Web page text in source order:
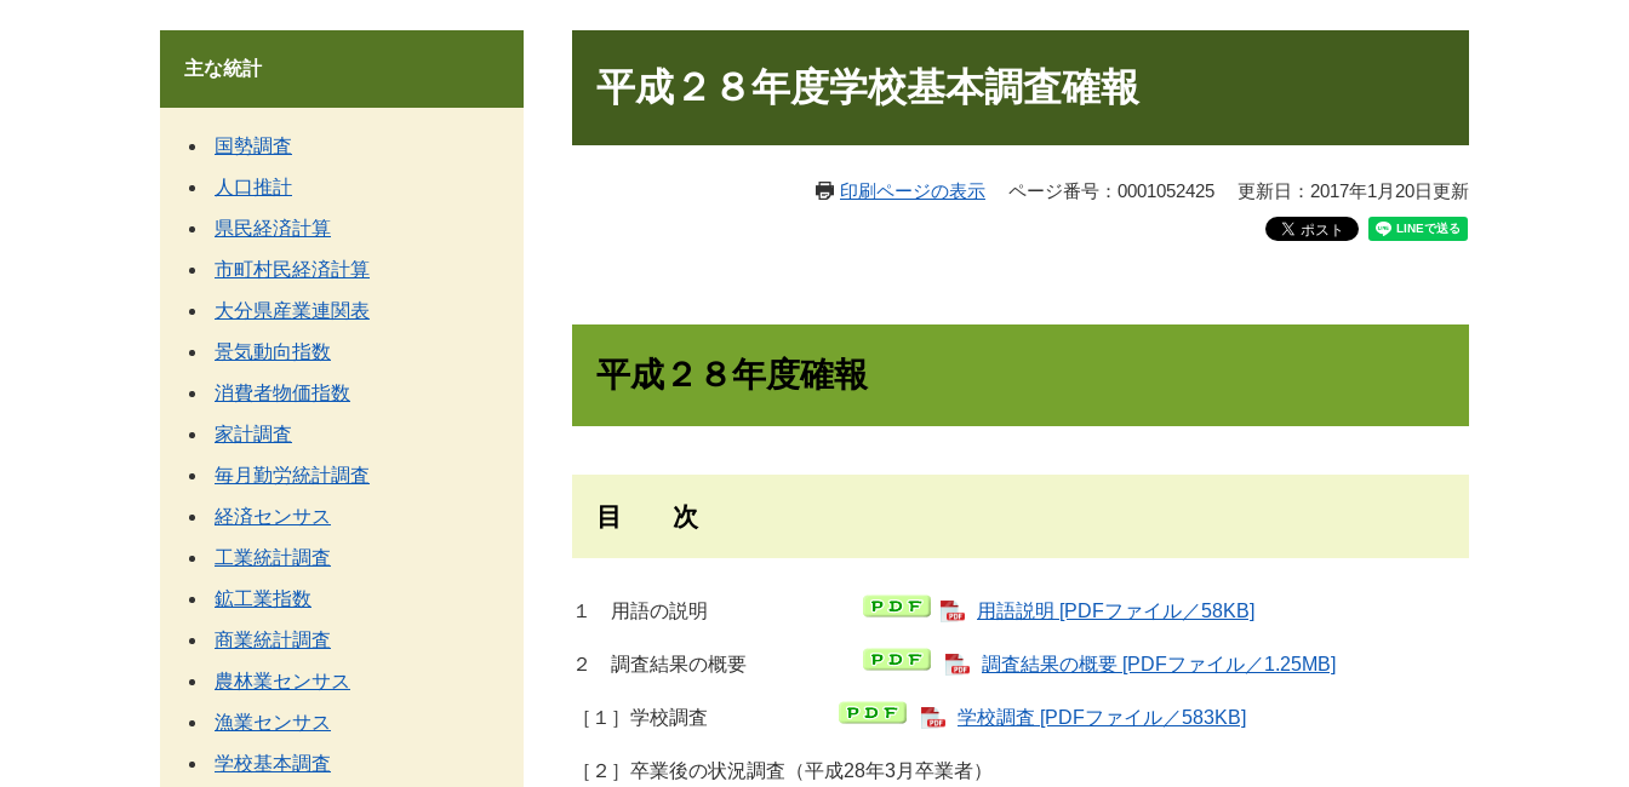
平成２８年度学校基本調査確報
印刷ページの表示 ページ番号：0001052425 更新日：2017年1月20日更新
平成２８年度確報
目 次
１ 用語の説明 用語説明 [PDFファイル／58KB]
２ 調査結果の概要 調査結果の概要 [PDFファイル／1.25MB]
［１］学校調査 学校調査 [PDFファイル／583KB]
［２］卒業後の状況調査（平成28年3月卒業者）
主な統計
国勢調査
人口推計
県民経済計算
市町村民経済計算
大分県産業連関表
景気動向指数
消費者物価指数
家計調査
毎月勤労統計調査
経済センサス
工業統計調査
鉱工業指数
商業統計調査
農林業センサス
漁業センサス
学校基本調査